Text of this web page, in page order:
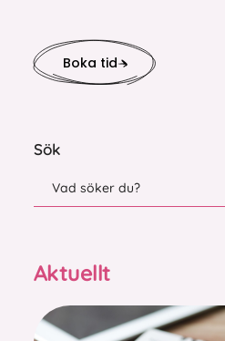
Boka tid
Sök
Aktuellt